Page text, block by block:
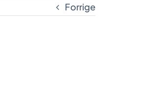
Forrige